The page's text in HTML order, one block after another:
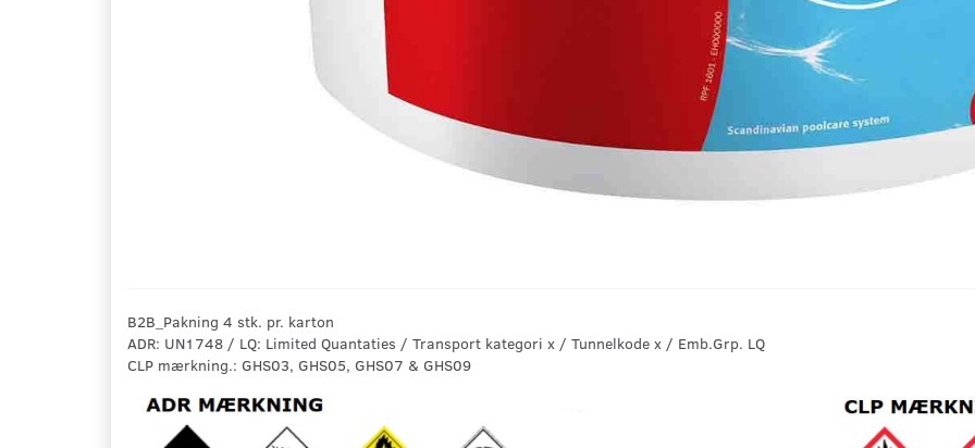
B2B_Pakning 4 stk. pr. karton
ADR: UN1748 / LQ: Limited Quantaties / Transport kategori x / Tunnelkode x / Emb.Grp. LQ
CLP mærkning.: GHS03, GHS05, GHS07 & GHS09